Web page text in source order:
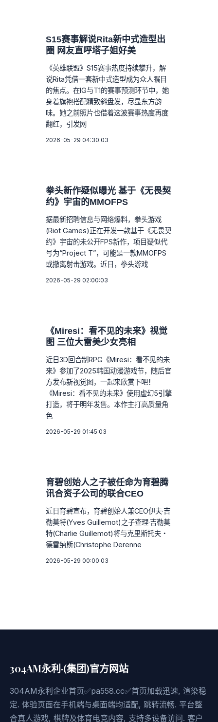
S15赛事解说Rita新中式造型出
圈 网友直呼塔子姐好美
《英雄联盟》S15赛事热度持续攀升，解
说Rita凭借一套新中式造型成为众人瞩目
的焦点。在IG与T1的赛事预测环节中，她
身着旗袍搭配精致斜盘发，尽显东方韵
味。她之前照片也借着这波赛事热度再度
翻红，引发网
2026-05-29 04:30:03
拳头新作疑似曝光 基于《无畏契
约》宇宙的MMOFPS
据最新招聘信息与网络爆料，拳头游戏
(Riot Games)正在开发一款基于《无畏契
约》宇宙的未公开FPS新作，项目疑似代
号为“Project T”，可能是一款MMOFPS
或撤离射击游戏。近日，拳头游戏
2026-05-29 02:00:03
《Miresi：看不见的未来》视觉
图 三位大雷美少女亮相
近日3D回合制RPG《Miresi：看不见的未
来》参加了2025韩国动漫游戏节，随后官
方发布新视觉图，一起来欣赏下吧！
《Miresi：看不见的未来》使用虚幻5引擎
打造，将于明年发售。本作主打高质量角
色
2026-05-29 01:45:03
育碧创始人之子被任命为育碧腾
讯合资子公司的联合CEO
近日育碧宣布，育碧创始人兼CEO伊夫·吉
勒莫特(Yves Guillemot)之子查理·吉勒莫
特(Charlie Guillemot)将与克里斯托夫・
德雷纳斯(Christophe Derenne
2026-05-29 00:00:03
304AM永利·(集团)官方网站
304AM永利企业首页✅pa558.cc✅首页加载迅速, 渲染稳
定. 体验页面在手机端与桌面端均适配, 跳转流畅. 平台整
合真人游戏, 棋牌及体育电竞内容, 支持多设备访问. 客户